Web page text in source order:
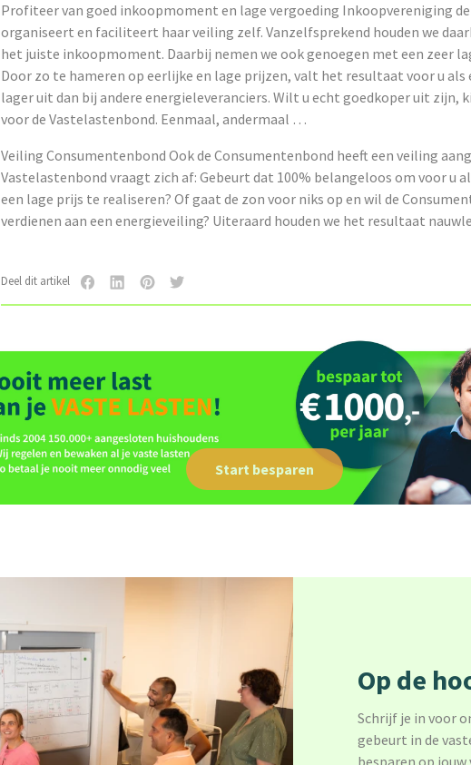
Profiteer van goed inkoopmoment en lage vergoeding Inkoopvereniging
organiseert en faciliteert haar veiling zelf. Vanzelfsprekend houden we
het juiste inkoopmoment. Daarbij nemen we ook genoegen met een zeer
Door zo te hameren op eerlijke en lage prijzen, valt het resultaat voor u als
lager uit dan bij andere energieleveranciers. Wilt u echt goedkoper uit zijn,
voor de Vastelastenbond. Eenmaal, andermaal …
Veiling Consumentenbond Ook de Consumentenbond heeft een veiling
Vastelastenbond vraagt zich af: Gebeurt dat 100% belangeloos om voor u
een lage prijs te realiseren? Of gaat de zon voor niks op en wil de
verdienen aan een energieveiling? Uiteraard houden we het resultaat
Deel dit artikel
Start besparen
Op de
Schrijf je in voor
gebeurt in de
besparen op